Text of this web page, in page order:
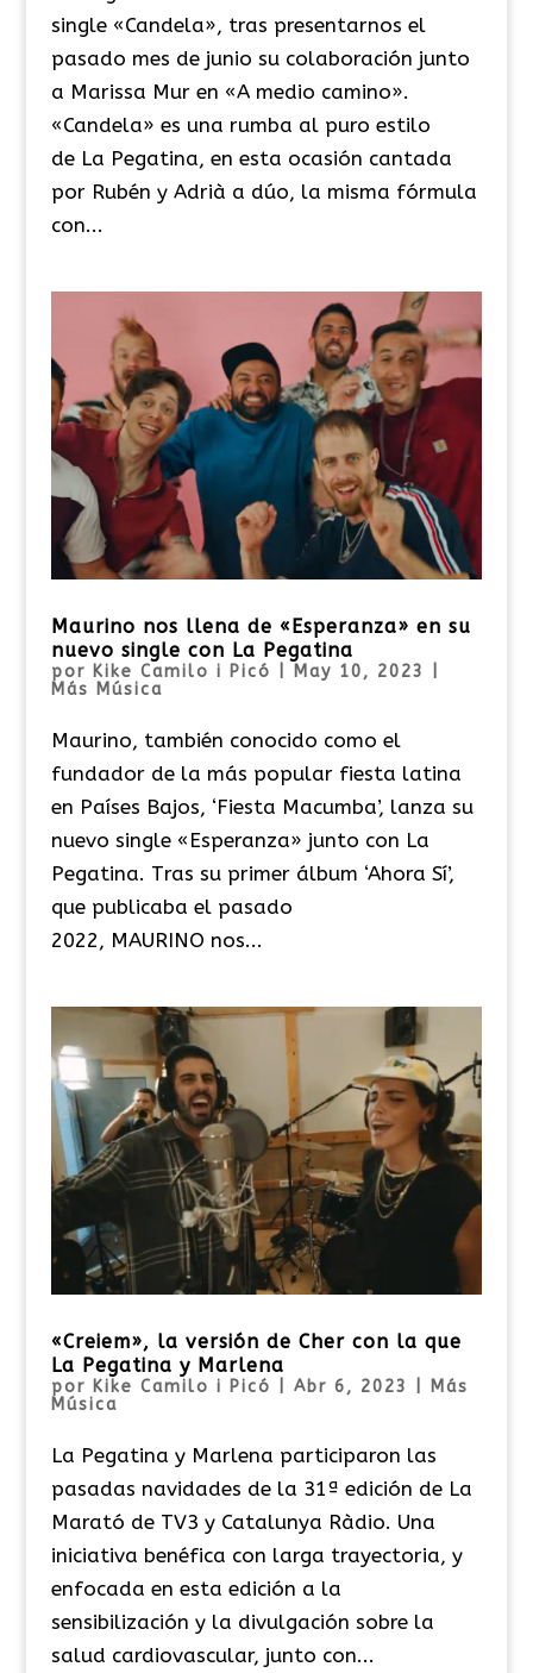
single «Candela», tras presentarnos el
pasado mes de junio su colaboración junto
a Marissa Mur en «A medio camino».
«Candela» es una rumba al puro estilo
de La Pegatina, en esta ocasión cantada
por Rubén y Adrià a dúo, la misma fórmula
con...
Maurino nos llena de «Esperanza» en su
nuevo single con La Pegatina
por Kike Camilo i Picó May 10, 2023
Más Música
Maurino, también conocido como el
fundador de la más popular fiesta latina
en Países Bajos, ‘Fiesta Macumba’, lanza su
nuevo single «Esperanza» junto con La
Pegatina. Tras su primer álbum ‘Ahora Sí’,
que publicaba el pasado
2022, MAURINO nos...
«Creiem», la versión de Cher con la que
La Pegatina y Marlena
por Kike Camilo i Picó Abr 6, 2023
Más
Música
La Pegatina y Marlena participaron las
pasadas navidades de la 31ª edición de La
Marató de TV3 y Catalunya Ràdio. Una
iniciativa benéfica con larga trayectoria, y
enfocada en esta edición a la
sensibilización y la divulgación sobre la
salud cardiovascular, junto con...